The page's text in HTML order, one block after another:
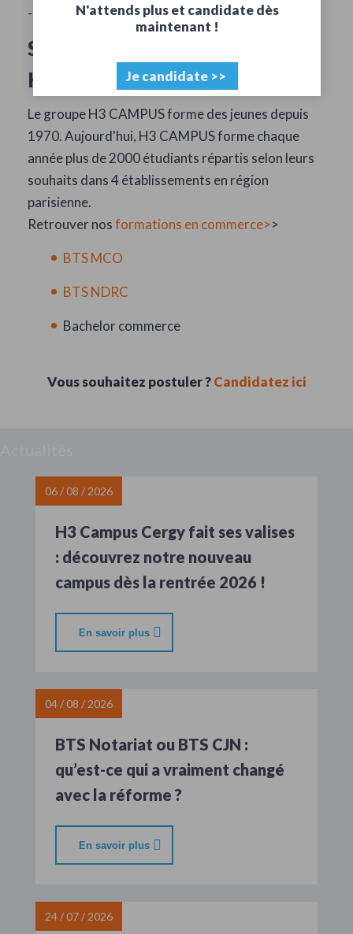
- Tu as une expérience dans la bureautique (un +)
Se former en alternance chez
H3 Campus
Le groupe H3 CAMPUS forme des jeunes depuis
1970. Aujourd'hui, H3 CAMPUS forme chaque
année plus de 2000 étudiants répartis selon leurs
souhaits dans 4 établissements en région
parisienne.
Retrouver nosformations en commerce>>
BTS MCO
BTS NDRC
Bachelor commerce
Vous souhaitez postuler ?Candidatez ici
06 / 08 / 2026
H3 Campus Cergy fait ses valises
: découvrez notre nouveau
campus dès la rentrée 2026 !
En savoir plus
04 / 08 / 2026
BTS Notariat ou BTS CJN :
qu’est-ce qui a vraiment changé
avec la réforme ?
En savoir plus
24 / 07 / 2026
N'attends plus et candidate dès
maintenant !
Je candidate >>